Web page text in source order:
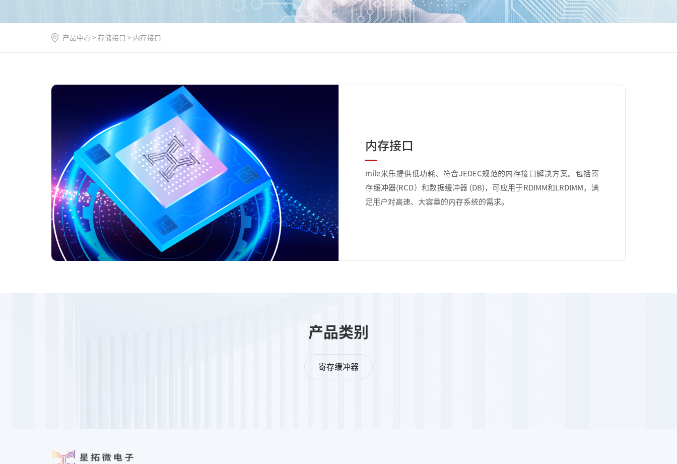
产品中心 > 存储接口 > 内存接口
内存接口
mile米乐提供低功耗、符合JEDEC规范的内存接口解决方案。包括寄
存缓冲器(RCD）和数据缓冲器 (DB)，可应用于RDIMM和LRDIMM，满
足用户对高速、大容量的内存系统的需求。
产品类别
寄存缓冲器